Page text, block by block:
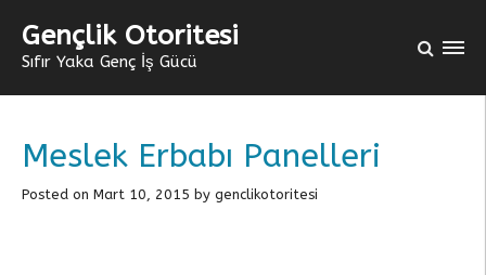
f
Gençlik Otoritesi
Sıfır Yaka Genç İş Gücü
Meslek Erbabı Panelleri
Posted on Mart 10, 2015 by genclikotoritesi